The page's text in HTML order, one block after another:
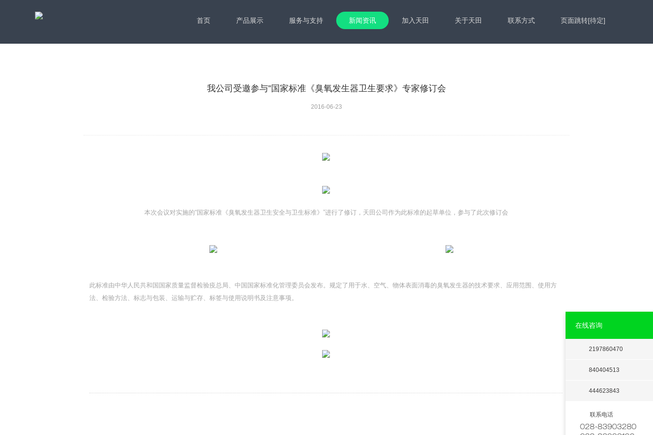
首页 产品展示 服务与支持 新闻资讯 加入天田 关于天田 联系方式 页面跳转[待定]
我公司受邀参与”国家标准《臭氧发生器卫生要求》专家修订会
2016-06-23
本次会议对实施的“国家标准《臭氧发生器卫生安全与卫生标准》”进行了修订，天田公司作为此标准的起草单位，参与了此次修订会
此标准由中华人民共和国国家质量监督检验疫总局、中国国家标准化管理委员会发布。规定了用于水、空气、物体表面消毒的臭氧发生器的技术要求、应用范围、使用方
法、检验方法、标志与包装、运输与贮存、标签与使用说明书及注意事项。
在线咨询
2197860470
840404513
444623843
联系电话
028-83903280